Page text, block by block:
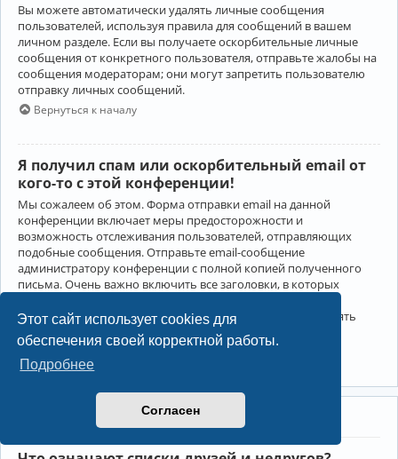
Этот сайт использует cookies для
обеспечения своей корректной работы.
Подробнее
Согласен
Вы можете автоматически удалять личные сообщения
пользователей, используя правила для сообщений в вашем
личном разделе. Если вы получаете оскорбительные личные
сообщения от конкретного пользователя, отправьте жалобы на
сообщения модераторам; они могут запретить пользователю
отправку личных сообщений.
Вернуться к началу
Я получил спам или оскорбительный email от
кого-то с этой конференции!
Мы сожалеем об этом. Форма отправки email на данной
конференции включает меры предосторожности и
возможность отслеживания пользователей, отправляющих
подобные сообщения. Отправьте email-сообщение
администратору конференции с полной копией полученного
письма. Очень важно включить все заголовки, в которых
Администратор конференции сможет в этом случае принять
меры.
Друзья и недруги